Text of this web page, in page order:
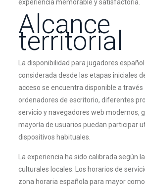
experiencia memorable y satisfactoria.
Alcance
territorial
La disponibilidad para jugadores
considerada desde las etapas iniciales
acceso se encuentra disponible a
ordenadores de escritorio, diferentes
servicio y navegadores web modernos,
mayoría de usuarios puedan participar
dispositivos habituales.
La experiencia ha sido calibrada según
culturales locales. Los horarios de
zona horaria española para mayor